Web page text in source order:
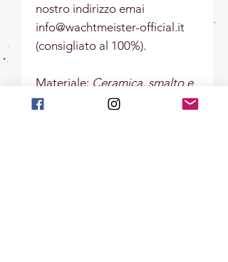
nostro indirizzo emai
info@wachtmeister-official.it
(consigliato al 100%).
Materiale: Ceramica, smalto e
oro zecchino.